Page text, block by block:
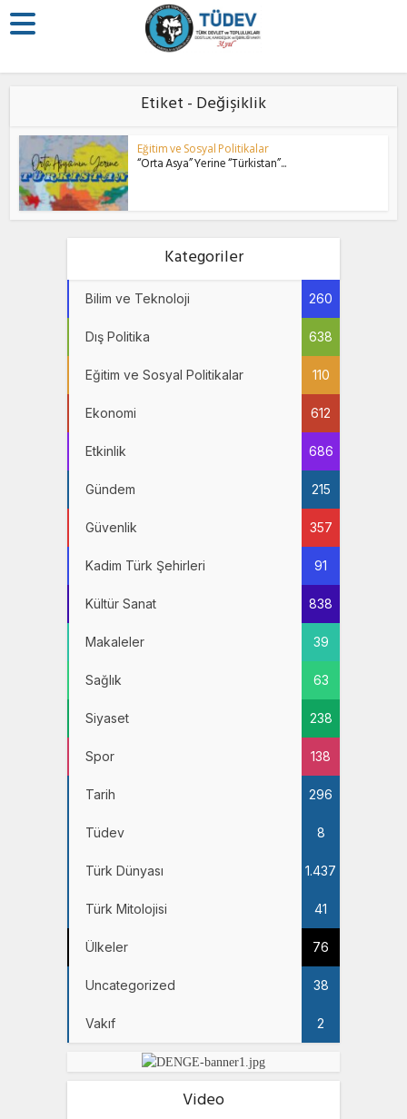
Etiket - Değişiklik
Eğitim ve Sosyal Politikalar
“Orta Asya” Yerine “Türkistan”...
Kategoriler
Bilim ve Teknoloji 260
Dış Politika 638
Eğitim ve Sosyal Politikalar 110
Ekonomi 612
Etkinlik 686
Gündem 215
Güvenlik 357
Kadim Türk Şehirleri 91
Kültür Sanat 838
Makaleler 39
Sağlık 63
Siyaset 238
Spor 138
Tarih 296
Tüdev 8
Türk Dünyası 1.437
Türk Mitolojisi 41
Ülkeler 76
Uncategorized 38
Vakıf 2
Video